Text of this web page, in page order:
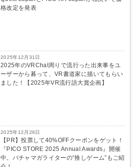
格改定を発表
2025年12月31日
2025年のVRChat周りで流行った出来事をユ
ーザーから募って、VR書道家に描いてもらい
ました！【2025年VR流行語大賞企画】
2025年12月26日
【PR】投票して40%OFFクーポンをゲット！
『PICO STORE 2025 Annual Awards』開催
中。バチャマガライターの“推しゲーム”もご紹